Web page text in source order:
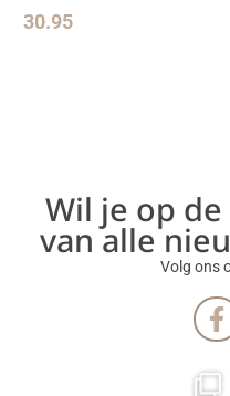
30.95
Wil je op
van alle
Volg ons